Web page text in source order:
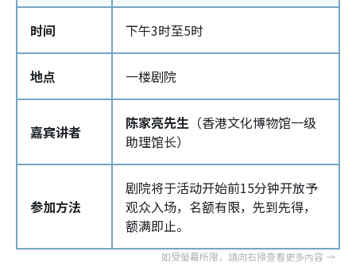
时间 下午3时至5时
地点 一楼剧院
嘉宾讲者 陈家亮先生 （香港文化博物馆一级
助理馆长）
参加方法
剧院将于活动开始前15分钟开放予
观众入场，名额有限，先到先得，
额满即止。